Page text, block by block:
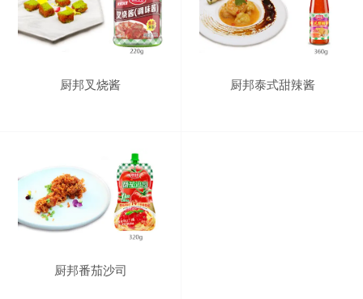
厨邦叉烧酱 厨邦泰式甜辣酱
厨邦番茄沙司